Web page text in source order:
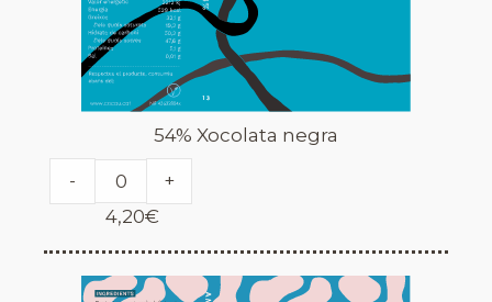
54% Xocolata negra
-
+
4,20€